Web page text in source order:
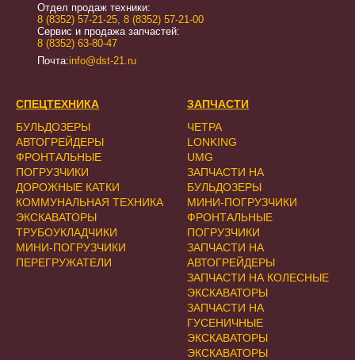
Отдел продаж техники:
8 (8352) 57-21-25 8 (8352) 57-21-00
Сервис и продажа запчастей:
8 (8352) 63-80-47
Почта:info@dst-21.ru
СПЕЦТЕХНИКА
БУЛЬДОЗЕРЫ
АВТОГРЕЙДЕРЫ
ФРОНТАЛЬНЫЕ
ПОГРУЗЧИКИ
ДОРОЖНЫЕ КАТКИ
КОММУНАЛЬНАЯ ТЕХНИКА
ЭКСКАВАТОРЫ
ТРУБОУКЛАДЧИКИ
МИНИ-ПОГРУЗЧИКИ
ПЕРЕГРУЖАТЕЛИ
ЗАПЧАСТИ
ЧЕТРА
LONKING
UMG
ЗАПЧАСТИ НА
БУЛЬДОЗЕРЫ
МИНИ-ПОГРУЗЧИКИ
ФРОНТАЛЬНЫЕ
ПОГРУЗЧИКИ
ЗАПЧАСТИ НА
АВТОГРЕЙДЕРЫ
ЗАПЧАСТИ НА КОЛЕСНЫЕ
ЭКСКАВАТОРЫ
ЗАПЧАСТИ НА
ГУСЕНИЧНЫЕ
ЭКСКАВАТОРЫ
ЭКСКАВАТОРЫ